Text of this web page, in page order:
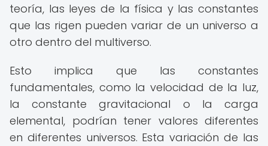
teoría, las leyes de la física y las constantes
que las rigen pueden variar de un universo a
otro dentro del multiverso.
Esto implica que las constantes
fundamentales, como la velocidad de la luz,
la constante gravitacional o la carga
elemental, podrían tener valores diferentes
en diferentes universos. Esta variación de las